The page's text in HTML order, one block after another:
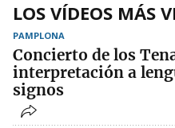
LOS VÍDEOS MÁS
PAMPLONA
Concierto de los
interpretación a
signos